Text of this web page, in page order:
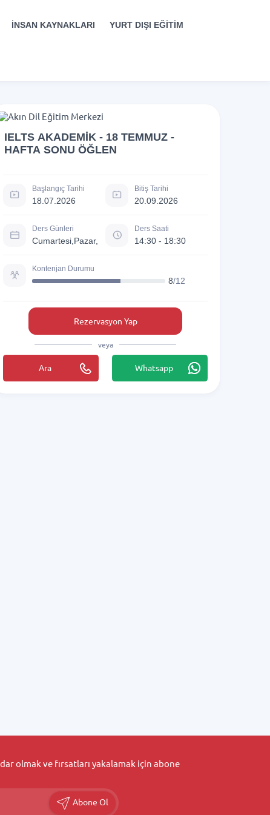
İNSAN KAYNAKLARI YURT DIŞI EĞİTİM
IELTS AKADEMİK - 18 TEMMUZ -
HAFTA SONU ÖĞLEN
Başlangıç Tarihi
18.07.2026
Bitiş Tarihi
20.09.2026
Ders Günleri
Cumartesi,Pazar,
Ders Saati
14:30 - 18:30
Kontenjan Durumu
8/12
Rezervasyon Yap
veya
Ara Whatsapp
olmak ve fırsatları yakalamak için abone
Abone Ol